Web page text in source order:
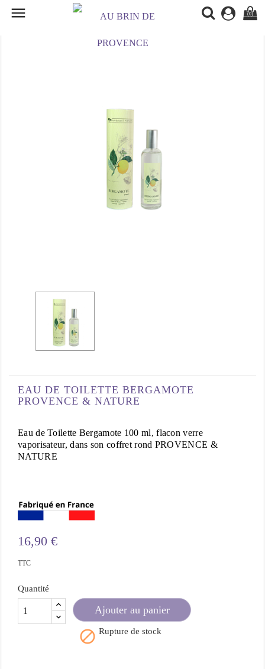
 (0)
RUPTURE DE STOCK
EAU DE TOILETTE BERGAMOTE
PROVENCE & NATURE
Eau de Toilette Bergamote 100 ml, flacon verre
vaporisateur, dans son coffret rond PROVENCE &
NATURE
16,90 €
TTC
Quantité
Ajouter au panier
 Rupture de stock